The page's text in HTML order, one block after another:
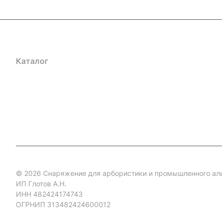
Каталог
© 2026 Снаряжение для арбористики и промышленного
ИП Глотов А.Н.
ИНН 482424174743
ОГРНИП 313482424600012